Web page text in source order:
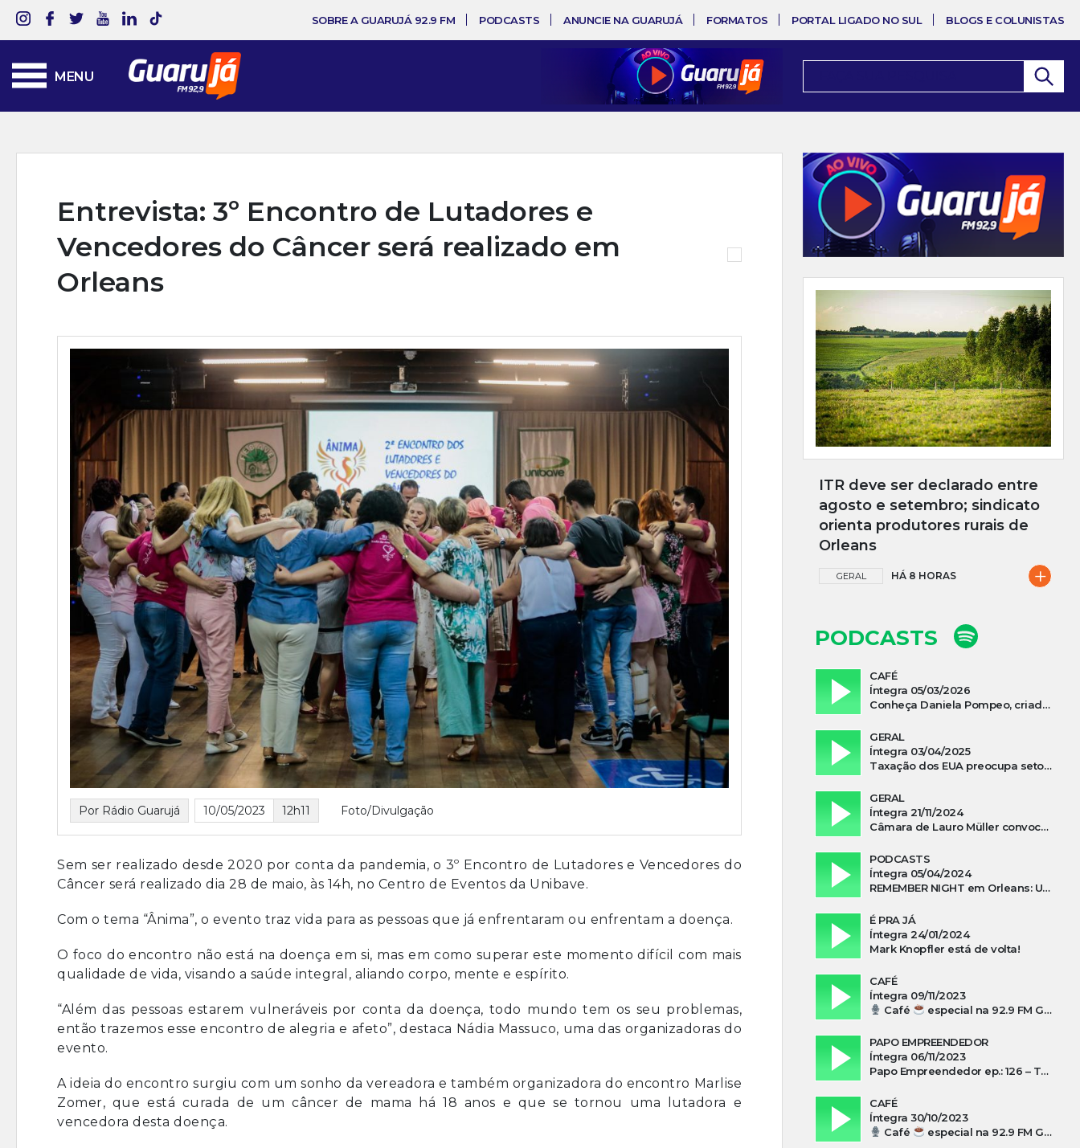
SOBRE A GUARUJÁ 92.9 FM PODCASTS ANUNCIE NA GUARUJÁ FORMATOS PORTAL LIGADO NO SUL BLOGS E COLUNISTAS
MENU
Entrevista: 3º Encontro de Lutadores e
Vencedores do Câncer será realizado em
Orleans
Por Rádio Guarujá 10/05/2023 12h11 Foto/Divulgação
Sem ser realizado desde 2020 por conta da pandemia, o 3º Encontro de Lutadores e Vencedores do
Câncer será realizado dia 28 de maio, às 14h, no Centro de Eventos da Unibave.
Com o tema “Ânima”, o evento traz vida para as pessoas que já enfrentaram ou enfrentam a doença.
O foco do encontro não está na doença em si, mas em como superar este momento difícil com mais
qualidade de vida, visando a saúde integral, aliando corpo, mente e espírito.
“Além das pessoas estarem vulneráveis por conta da doença, todo mundo tem os seu problemas,
então trazemos esse encontro de alegria e afeto”, destaca Nádia Massuco, uma das organizadoras do
evento.
A ideia do encontro surgiu com um sonho da vereadora e também organizadora do encontro Marlise
Zomer, que está curada de um câncer de mama há 18 anos e que se tornou uma lutadora e
vencedora desta doença.
ITR deve ser declarado entre
agosto e setembro; sindicato
orienta produtores rurais de
Orleans
GERAL HÁ 8 HORAS +
PODCASTS
CAFÉ
Íntegra 05/03/2026
Conheça Daniela Pompeo, criadora do podcast “Vivi e Aprendi”, que estreia neste sábado
GERAL
Íntegra 03/04/2025
Taxação dos EUA preocupa setor madeireiro de SC
GERAL
Íntegra 21/11/2024
Câmara de Lauro Müller convoca prefeita para esclarecer falta d’água no Guatá
PODCASTS
Íntegra 05/04/2024
REMEMBER NIGHT em Orleans: Uma noite de tributo ao ABBA e aos anos 80
É PRA JÁ
Íntegra 24/01/2024
Mark Knopfler está de volta!
CAFÉ
Íntegra 09/11/2023
Café
especial na 92.9 FM Guarujá com Kuki Savi Mondo
PAPO EMPREENDEDOR
Íntegra 06/11/2023
Papo Empreendedor ep.: 126 – Thayni Librelato Sérgio Rodrigues Alves, Isadora Arns, Lilian Guthron Koslowski e Edio Kunhasky Junior sobre “O poder do associativismo na promoção de oportunidades”
CAFÉ
Íntegra 30/10/2023
Café
especial na 92.9 FM Guarujá com Silvio Machado